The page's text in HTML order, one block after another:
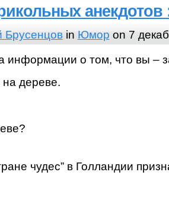
анекдотов
Брусенцовin Юмор on 7
информации о том, что вы –
на дереве.
чудес” в Голландии